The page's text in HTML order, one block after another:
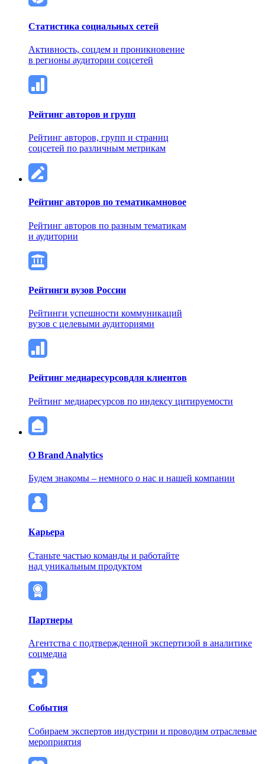
Статистика социальных сетей
Активность, соцдем и проникновение
в регионы аудитории соцсетей
Рейтинг авторов и групп
Рейтинг авторов, групп и страниц
соцсетей по различным метрикам
Рейтинг авторов по тематикамновое
Рейтинг авторов по разным тематикам
и аудитории
Рейтинги вузов России
Рейтинги успешности коммуникаций
вузов с целевыми аудиториями
Рейтинг медиаресурсовдля клиентов
Рейтинг медиаресурсов по индексу цитируемости
О Brand Analytics
Будем знакомы – немного о нас и нашей компании
Карьера
Станьте частью команды и работайте
над уникальным продуктом
Партнеры
Агентства с подтвержденной экспертизой в аналитике
соцмедиа
События
Собираем экспертов индустрии и проводим отраслевые
мероприятия